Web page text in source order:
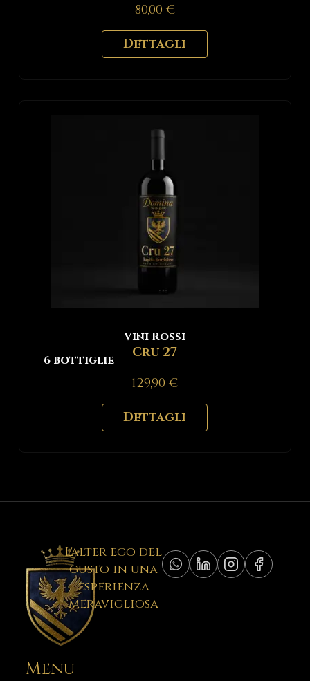
80,00 €
Dettagli
Vini Rossi
Cru 27
6 bottiglie
129,90€
Dettagli
L'alter ego del
gusto in una
esperienza
meravigliosa
Menu